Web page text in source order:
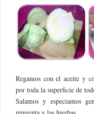
Regamos con el aceite y
por toda la superficie de
Salamos y especiamos